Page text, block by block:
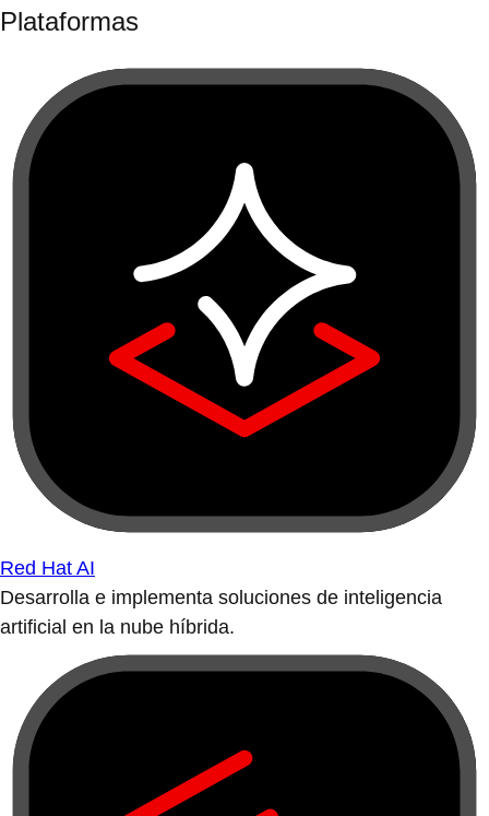
Plataformas
Red Hat AI
Desarrolla e implementa soluciones de inteligencia
artificial en la nube híbrida.